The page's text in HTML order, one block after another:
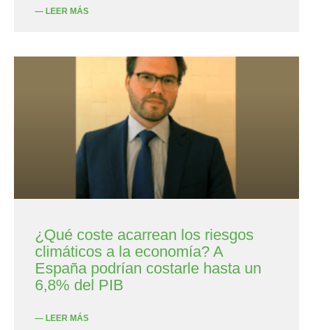
— LEER MÁS
¿Qué coste acarrean los riesgos
climáticos a la economía? A
España podrían costarle hasta un
6,8% del PIB
— LEER MÁS